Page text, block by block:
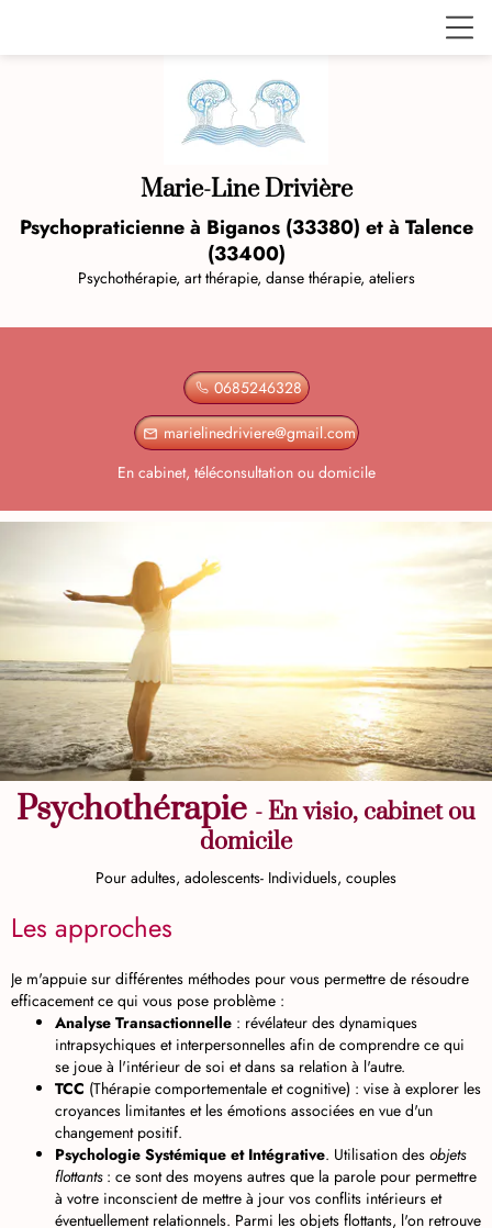
Marie-Line Drivière
Psychopraticienne à Biganos (33380) et à Talence
(33400)
Psychothérapie, art thérapie, danse thérapie, ateliers
0685246328
mail_outline marielinedriviere@gmail.com
En cabinet, téléconsultation ou domicile
Psychothérapie - En visio, cabinet ou
domicile
Pour adultes, adolescents- Individuels, couples
Les approches
Je m'appuie sur différentes méthodes pour vous permettre de résoudre
efficacement ce qui vous pose problème :
Analyse Transactionnelle : révélateur des dynamiques
intrapsychiques et interpersonnelles afin de comprendre ce qui
se joue à l'intérieur de soi et dans sa relation à l'autre.
TCC (Thérapie comportementale et cognitive) : vise à explorer les
croyances limitantes et les émotions associées en vue d'un
changement positif.
Psychologie Systémique et Intégrative. Utilisation des objets
flottants: ce sont des moyens autres que la parole pour permettre
à votre inconscient de mettre à jour vos conflits intérieurs et
éventuellement relationnels. Parmi les objets flottants, l'on retrouve